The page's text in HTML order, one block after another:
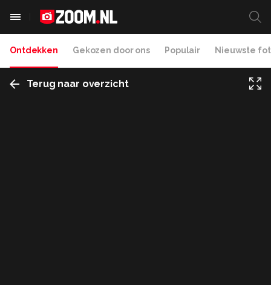
Ontdekken Gekozen door ons Populair Nieuwste
Terug naar overzicht